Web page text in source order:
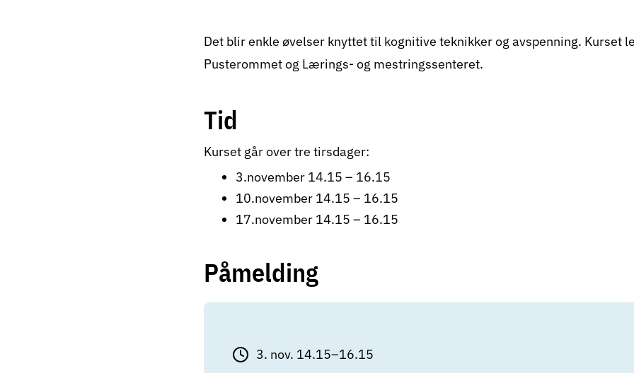
Det blir enkle øvelser knyttet til kognitive teknikker og avspenning. Kurset
Pusterommet og Lærings- og mestringssenteret.
Tid
Kurset går over tre tirsdager:
3.november 14.15 – 16.15
10.november 14.15 – 16.15
17.november 14.15 – 16.15
Påmelding
3. nov. 14.15–16.15